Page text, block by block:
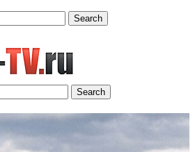
Search
Search